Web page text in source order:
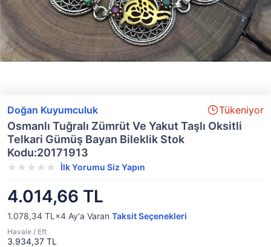
Doğan Kuyumculuk Tükeniyor
Osmanlı Tuğralı Zümrüt Ve Yakut Taşlı Oksitli
Telkari Gümüş Bayan Bileklik Stok
Kodu:20171913
İlk Yorumu Siz Yapın
4.014,66 TL
1.078,34 TL×4 Ay'a Varan Taksit Seçenekleri
Havale / Eft
3.934,37 TL